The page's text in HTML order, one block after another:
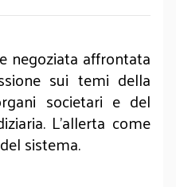
negoziata affrontata
sui temi della
societari e del
L’allerta come
sistema.